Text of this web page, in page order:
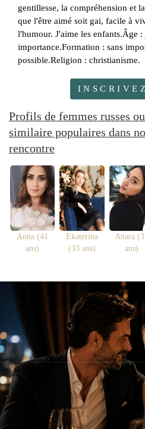
gentillesse, la compréhension et
que l'être aimé soit gai, facile à
l'humour. J'aime les enfants.Âge
importance.Formation : sans
possible.Religion : christianisme.
Profils de femmes russes
similaire populaires dans
rencontre
Anna (41
ans)
Ekaterina
(33 ans)
Anara
ans)